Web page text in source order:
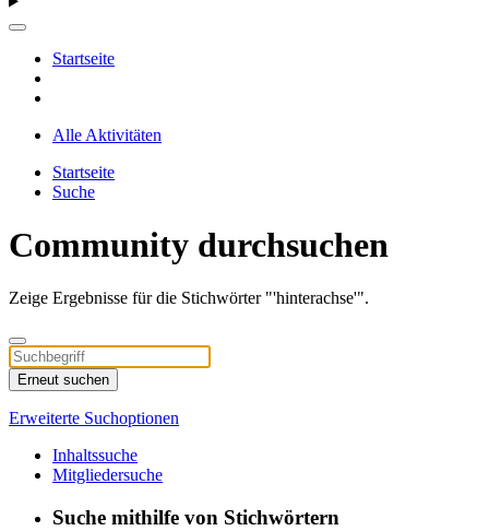
Startseite
Alle Aktivitäten
Startseite
Suche
Community durchsuchen
Zeige Ergebnisse für die Stichwörter "'hinterachse'".
Erneut suchen
Erweiterte Suchoptionen
Inhaltssuche
Mitgliedersuche
Suche mithilfe von Stichwörtern